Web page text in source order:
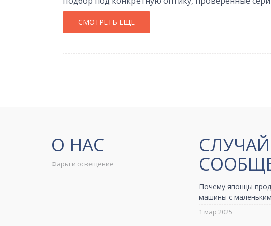
СМОТРЕТЬ ЕЩЕ
О НАС
Фары и освещение
Почему японцы
машины с
1 мар 2025